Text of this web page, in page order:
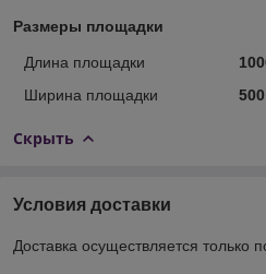
Размеры площадки
Длина площадки
Ширина площадки
Скрыть
Условия доставки
Доставка осуществляется только